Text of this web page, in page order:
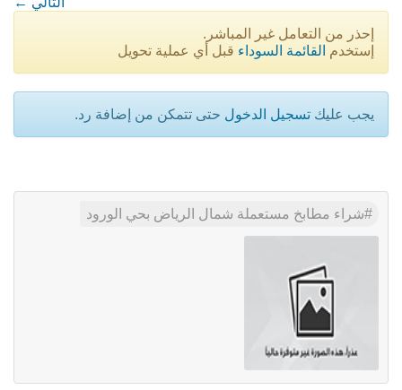
إحذر من التعامل غير المباشر.
إستخدم القائمة السوداء قبل أي عملية تحويل
يجب عليك تسجيل الدخول حتى تتمكن من إضافة رد.
شراء مطابخ مستعملة شمال الرياض بحي الورود